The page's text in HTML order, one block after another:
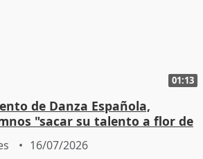
01:13
de Danza Española,
"sacar su talento a flor de
16/07/2026